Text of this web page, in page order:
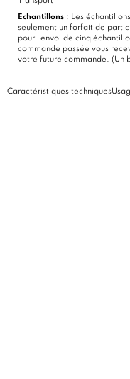
Echantillons : Les
seulement un forfait de
pour l'envoi de cinq
commande passée vous
votre future commande. (Un
Caractéristiques techniques